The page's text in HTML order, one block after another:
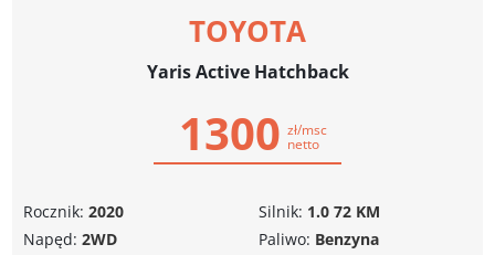
TOYOTA
Yaris Active Hatchback
1300 zł/msc
netto
Rocznik: 2020
Napęd: 2WD
Silnik: 1.0 72 KM
Paliwo: Benzyna